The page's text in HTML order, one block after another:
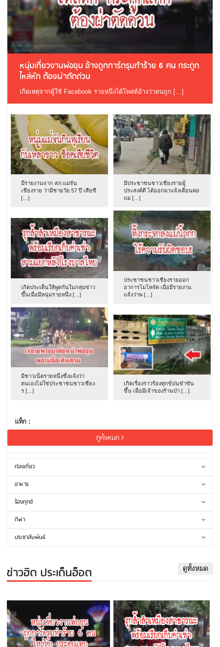
หนุ่มเที่ยวงานพ่อขุน อ้างถูกการ์ดรุมทำร้าย 6 คน กระดูก
ไหล่หัก ต้องผ่าตัดด่วน
เกิดเหตุจากผู้ใช้ Facebook รายหนึ่งได้โพสต์อ้างว่าตนถูก […]
มีรายงานจาก สภ.แม่จัน
เชียงราย ว่ามีชายวัย 57 ปี เสียชี
[…]
มีประชาชนชาวเชียงรายผู้
ประสงค์ดี ได้ออกมาแจ้งเตือนพ่อ
แม […]
เกิดประเด็นให้พูดกันในกลุ่มข่าว
ขึ้นเมื่อมีหนุ่มรายหนึ่ง […]
ประชาชนชาวเชียงรายออก
อาการโมโหจัด เมื่อมีรายงาน
แจ้งว่าพ […]
มีชาวเน็ตรายหนึ่งซึ่งแจ้งว่า
ตนเองไม่ใช่ประชาชนชาวเชียง
ร […]
เกิดเรื่องราวร้องทุกข์ปนขำขัน
ขึ้น เมื่อมีเจ้าของร้านป่า […]
แท็ก :
ดูทั้งหมด
ท่องเที่ยว
อาหาร
ร้องทุกข์
กีฬา
ประชาสัมพันธ์
ข่าวฮิต ประเด็นฮ็อต ดูทั้งหมด